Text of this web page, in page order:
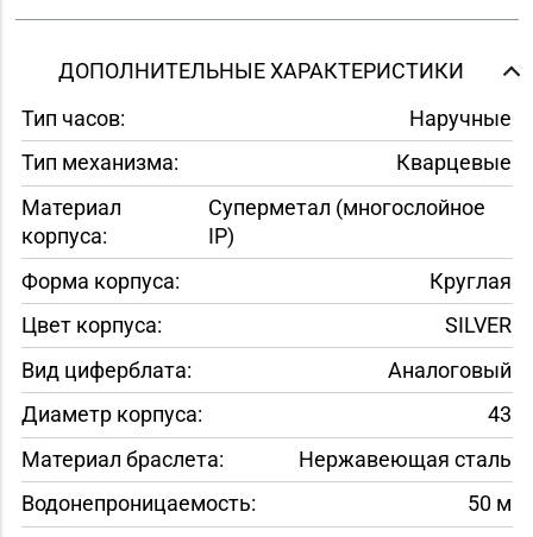
ДОПОЛНИТЕЛЬНЫЕ ХАРАКТЕРИСТИКИ
Тип часов:
Наручные
Тип механизма:
Кварцевые
Материал
корпуса:
Суперметал (многослойное
IP)
Форма корпуса:
Круглая
Цвет корпуса:
SILVER
Вид циферблата:
Аналоговый
Диаметр корпуса:
43
Материал браслета:
Нержавеющая сталь
Водонепроницаемость:
50 м